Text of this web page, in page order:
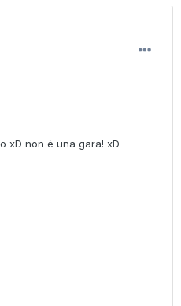
xD non è una gara! xD